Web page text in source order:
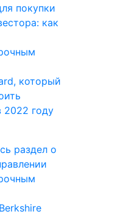
покупки
как
который
2022 году